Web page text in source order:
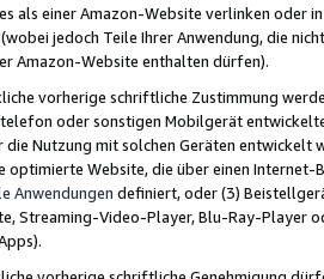
als einer Amazon-Website verlinken oder
jedoch Teile Ihrer Anwendung, die
Amazon-Website enthalten dürfen).
vorherige schriftliche Zustimmung
oder sonstigen Mobilgerät
die Nutzung mit solchen Geräten
optimierte Website, die über einen
Anwendungen definiert, oder (3)
Streaming-Video-Player, Blu-Ray-Player